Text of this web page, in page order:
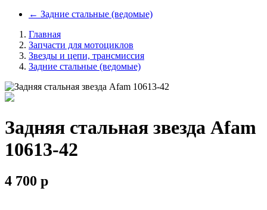
← Задние стальные (ведомые)
Главная
Запчасти для мотоциклов
Звезды и цепи, трансмиссия
Задние стальные (ведомые)
Задняя стальная звезда Afam
10613-42
4 700 p